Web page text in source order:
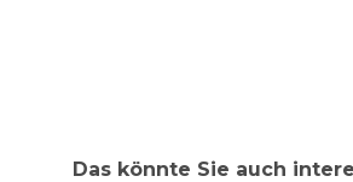
Das könnte Sie auch